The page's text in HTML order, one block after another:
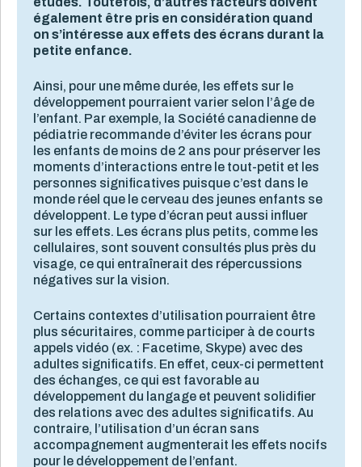
également être pris en considération quand
on s’intéresse aux effets des écrans durant la
petite enfance.
Ainsi, pour une même durée, les effets sur le
développement pourraient varier selon l’âge de
l’enfant. Par exemple, la Société canadienne de
pédiatrie recommande d’éviter les écrans pour
les enfants de moins de 2 ans pour préserver les
moments d’interactions entre le tout-petit et les
personnes significatives puisque c’est dans le
monde réel que le cerveau des jeunes enfants se
développent. Le type d’écran peut aussi influer
sur les effets. Les écrans plus petits, comme les
cellulaires, sont souvent consultés plus près du
visage, ce qui entraînerait des répercussions
négatives sur la vision.
Certains contextes d’utilisation pourraient être
plus sécuritaires, comme participer à de courts
appels vidéo (ex. : Facetime, Skype) avec des
adultes significatifs. En effet, ceux-ci permettent
des échanges, ce qui est favorable au
développement du langage et peuvent solidifier
des relations avec des adultes significatifs. Au
contraire, l’utilisation d’un écran sans
accompagnement augmenterait les effets nocifs
pour le développement de l’enfant.